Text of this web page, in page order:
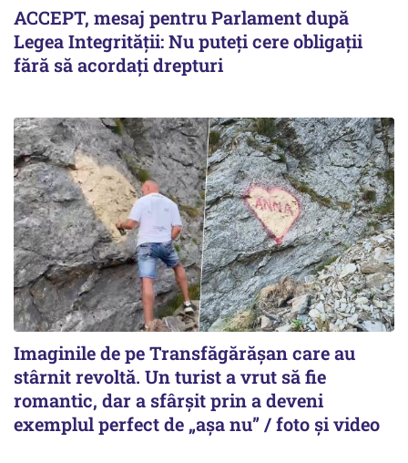
ACCEPT, mesaj pentru Parlament după
Legea Integrității: Nu puteți cere obligații
fără să acordați drepturi
Imaginile de pe Transfăgărășan care au
stârnit revoltă. Un turist a vrut să fie
romantic, dar a sfârșit prin a deveni
exemplul perfect de „așa nu” / foto și video